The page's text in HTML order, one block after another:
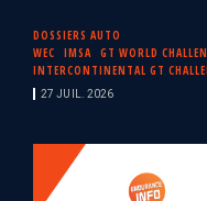
DOSSIERS AUTO
WEC
IMSA GT WORLD
INTERCONTINENTAL GT
27 JUIL. 2026